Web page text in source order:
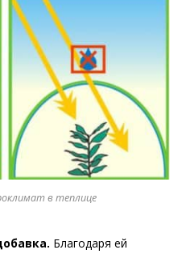
в теплице
Благодаря ей